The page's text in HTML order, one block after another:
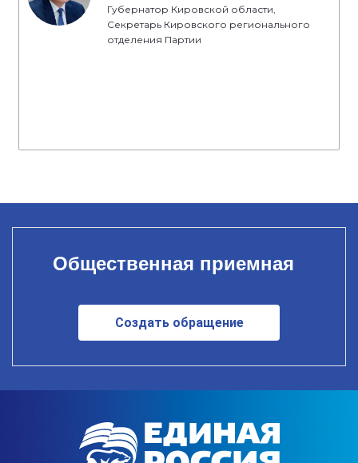
Губернатор Кировской области,
Секретарь Кировского регионального
отделения Партии
Общественная приемная
Создать обращение